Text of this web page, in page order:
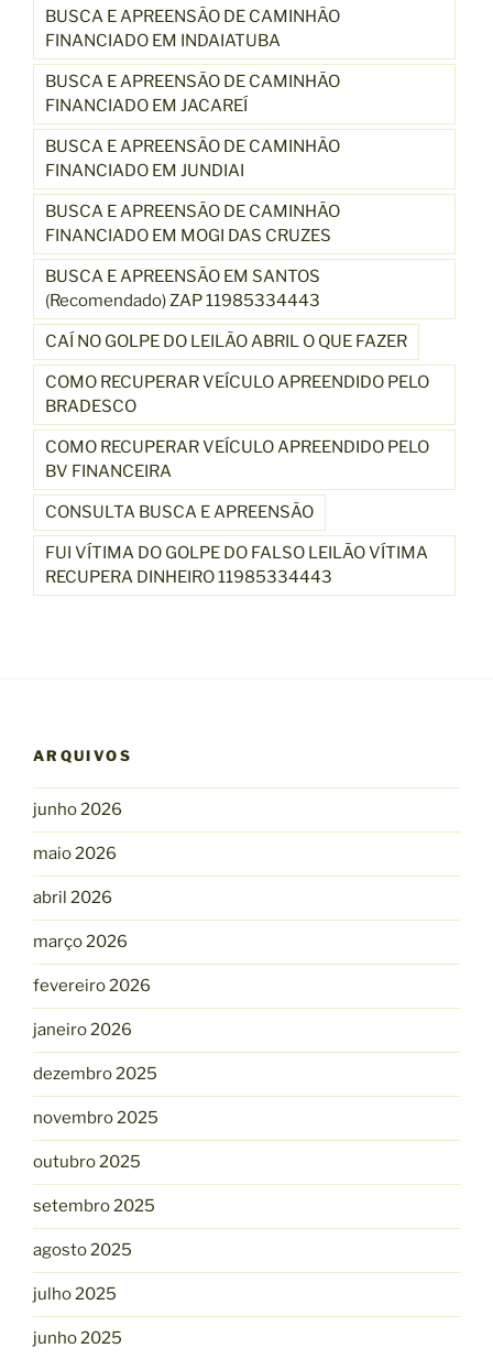
BUSCA E APREENSÃO DE CAMINHÃO
FINANCIADO EM INDAIATUBA
BUSCA E APREENSÃO DE CAMINHÃO
FINANCIADO EM JACAREÍ
BUSCA E APREENSÃO DE CAMINHÃO
FINANCIADO EM JUNDIAI
BUSCA E APREENSÃO DE CAMINHÃO
FINANCIADO EM MOGI DAS CRUZES
BUSCA E APREENSÃO EM SANTOS
(Recomendado) ZAP 11985334443
CAÍ NO GOLPE DO LEILÃO ABRIL O QUE FAZER
COMO RECUPERAR VEÍCULO APREENDIDO PELO
BRADESCO
COMO RECUPERAR VEÍCULO APREENDIDO PELO
BV FINANCEIRA
CONSULTA BUSCA E APREENSÃO
FUI VÍTIMA DO GOLPE DO FALSO LEILÃO VÍTIMA
RECUPERA DINHEIRO 11985334443
ARQUIVOS
junho 2026
maio 2026
abril 2026
março 2026
fevereiro 2026
janeiro 2026
dezembro 2025
novembro 2025
outubro 2025
setembro 2025
agosto 2025
julho 2025
junho 2025